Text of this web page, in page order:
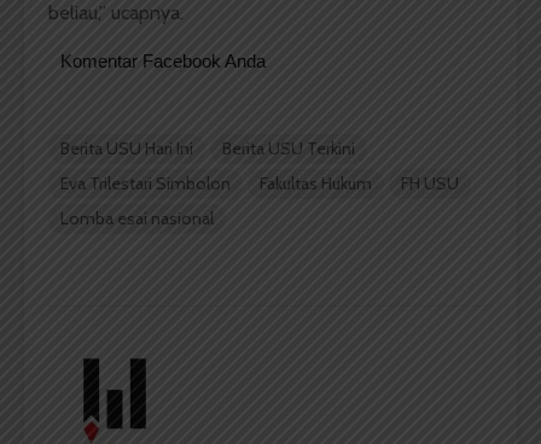
beliau,” ucapnya.
Komentar Facebook Anda
Berita USU Hari Ini
Berita USU Terkini
Eva Trilestari Simbolon
Fakultas Hukum
FH USU
Lomba esai nasional